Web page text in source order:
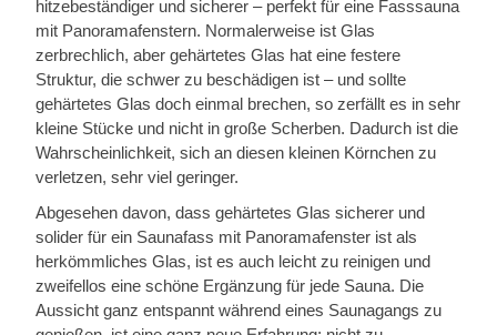
hitzebeständiger und sicherer – perfekt für eine Fasssauna
mit Panoramafenstern. Normalerweise ist Glas
zerbrechlich, aber gehärtetes Glas hat eine festere
Struktur, die schwer zu beschädigen ist – und sollte
gehärtetes Glas doch einmal brechen, so zerfällt es in sehr
kleine Stücke und nicht in große Scherben. Dadurch ist die
Wahrscheinlichkeit, sich an diesen kleinen Körnchen zu
verletzen, sehr viel geringer.
Abgesehen davon, dass gehärtetes Glas sicherer und
solider für ein Saunafass mit Panoramafenster ist als
herkömmliches Glas, ist es auch leicht zu reinigen und
zweifellos eine schöne Ergänzung für jede Sauna. Die
Aussicht ganz entspannt während eines Saunagangs zu